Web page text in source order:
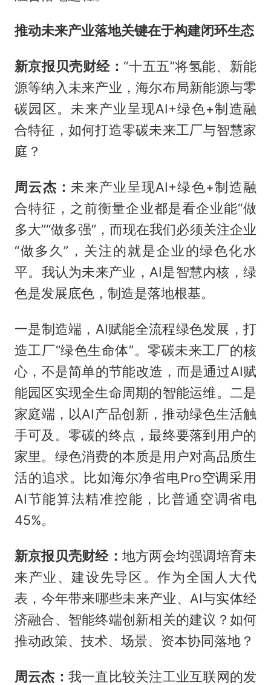
推动未来产业落地关键在于构建闭环生态
新京报贝壳财经： “十五五”将氢能、新能
源等纳入未来产业，海尔布局新能源与零
碳园区。未来产业呈现AI+绿色+制造融
合特征，如何打造零碳未来工厂与智慧家
庭？
周云杰：未来产业呈现AI+绿色+制造融
合特征，之前衡量企业都是看企业能“做
多大”“做多强”，而现在我们必须关注企业
“做多久”，关注的就是企业的绿色化水
平。我认为未来产业，AI是智慧内核，绿
色是发展底色，制造是落地根基。
一是制造端，AI赋能全流程绿色发展，打
造工厂“绿色生命体”。零碳未来工厂的核
心，不是简单的节能改造，而是通过AI赋
能园区实现全生命周期的智能运维。二是
家庭端，以AI产品创新，推动绿色生活触
手可及。零碳的终点，最终要落到用户的
家里。绿色消费的本质是用户对高品质生
活的追求。比如海尔净省电Pro空调采用
AI节能算法精准控能，比普通空调省电
45%。
新京报贝壳财经： 地方两会均强调培育未
来产业、建设先导区。作为全国人大代
表，今年带来哪些未来产业、AI与实体经
济融合、智能终端创新相关的建议？如何
推动政策、技术、场景、资本协同落地？
周云杰： 我一直比较关注工业互联网的发